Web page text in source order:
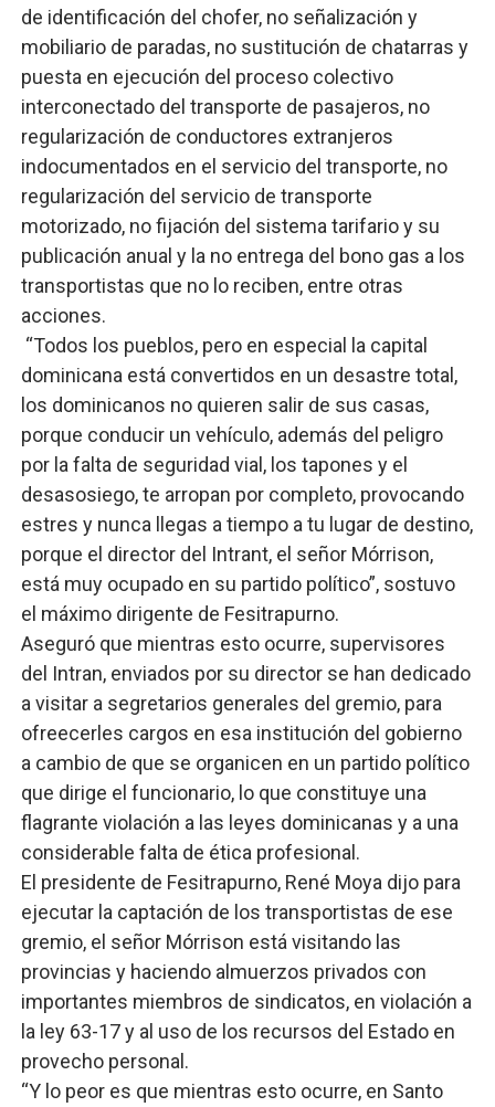
de identificación del chofer, no señalización y
mobiliario de paradas, no sustitución de chatarras y
puesta en ejecución del proceso colectivo
interconectado del transporte de pasajeros, no
regularización de conductores extranjeros
indocumentados en el servicio del transporte, no
regularización del servicio de transporte
motorizado, no fijación del sistema tarifario y su
publicación anual y la no entrega del bono gas a los
transportistas que no lo reciben, entre otras
acciones.
“Todos los pueblos, pero en especial la capital
dominicana está convertidos en un desastre total,
los dominicanos no quieren salir de sus casas,
porque conducir un vehículo, además del peligro
por la falta de seguridad vial, los tapones y el
desasosiego, te arropan por completo, provocando
estres y nunca llegas a tiempo a tu lugar de destino,
porque el director del Intrant, el señor Mórrison,
está muy ocupado en su partido político”, sostuvo
el máximo dirigente de Fesitrapurno.
Aseguró que mientras esto ocurre, supervisores
del Intran, enviados por su director se han dedicado
a visitar a segretarios generales del gremio, para
ofreecerles cargos en esa institución del gobierno
a cambio de que se organicen en un partido político
que dirige el funcionario, lo que constituye una
flagrante violación a las leyes dominicanas y a una
considerable falta de ética profesional.
El presidente de Fesitrapurno, René Moya dijo para
ejecutar la captación de los transportistas de ese
gremio, el señor Mórrison está visitando las
provincias y haciendo almuerzos privados con
importantes miembros de sindicatos, en violación a
la ley 63-17 y al uso de los recursos del Estado en
provecho personal.
“Y lo peor es que mientras esto ocurre, en Santo